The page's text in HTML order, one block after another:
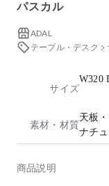
パスカル
ADAL
テーブル・デスク
サイズ
W320
素材・材質
天板
ナチ
商品説明